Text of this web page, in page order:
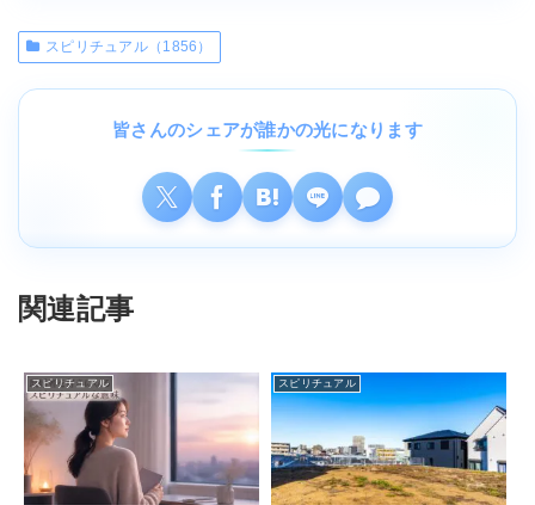
スピリチュアル（1856）
皆さんのシェアが誰かの光になります
関連記事
スピリチュアル スピリチュアル